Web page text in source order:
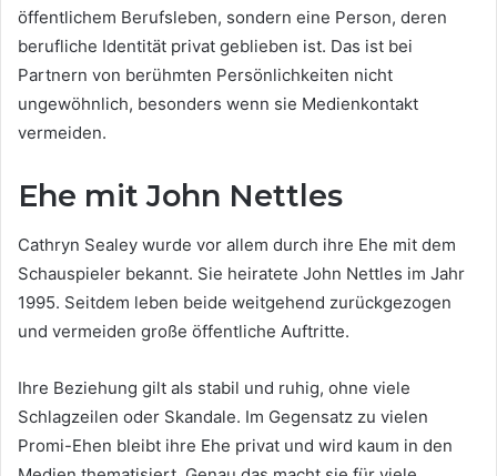
öffentlichem Berufsleben, sondern eine Person, deren
berufliche Identität privat geblieben ist. Das ist bei
Partnern von berühmten Persönlichkeiten nicht
ungewöhnlich, besonders wenn sie Medienkontakt
vermeiden.
Ehe mit John Nettles
Cathryn Sealey wurde vor allem durch ihre Ehe mit dem
Schauspieler bekannt. Sie heiratete John Nettles im Jahr
1995. Seitdem leben beide weitgehend zurückgezogen
und vermeiden große öffentliche Auftritte.
Ihre Beziehung gilt als stabil und ruhig, ohne viele
Schlagzeilen oder Skandale. Im Gegensatz zu vielen
Promi-Ehen bleibt ihre Ehe privat und wird kaum in den